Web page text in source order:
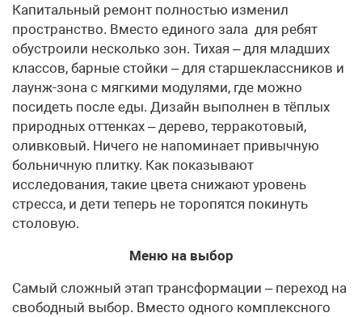
Капитальный ремонт полностью изменил
пространство. Вместо единого зала для ребят
обустроили несколько зон. Тихая – для младших
классов, барные стойки – для старшеклассников и
лаунж-зона с мягкими модулями, где можно
посидеть после еды. Дизайн выполнен в тёплых
природных оттенках – дерево, терракотовый,
оливковый. Ничего не напоминает привычную
больничную плитку. Как показывают
исследования, такие цвета снижают уровень
стресса, и дети теперь не торопятся покинуть
столовую.
Меню на выбор
Самый сложный этап трансформации – переход на
свободный выбор. Вместо одного комплексного